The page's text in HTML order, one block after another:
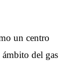
un centro
ámbito del gas